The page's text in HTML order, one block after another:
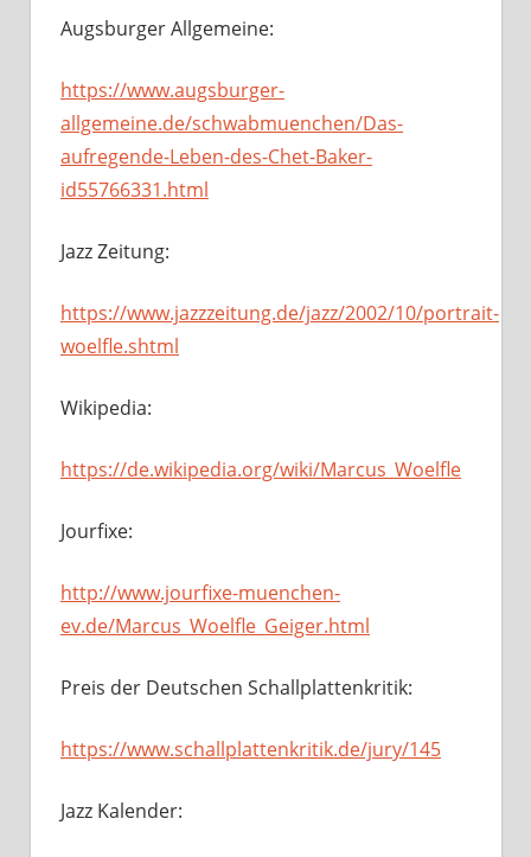
Augsburger Allgemeine:
https://www.augsburger-
allgemeine.de/schwabmuenchen/Das-
aufregende-Leben-des-Chet-Baker-
id55766331.html
Jazz Zeitung:
https://www.jazzzeitung.de/jazz/2002/10/portrait-
woelfle.shtml
Wikipedia:
https://de.wikipedia.org/wiki/Marcus_Woelfle
Jourfixe:
http://www.jourfixe-muenchen-
ev.de/Marcus_Woelfle_Geiger.html
Preis der Deutschen Schallplattenkritik:
https://www.schallplattenkritik.de/jury/145
Jazz Kalender: